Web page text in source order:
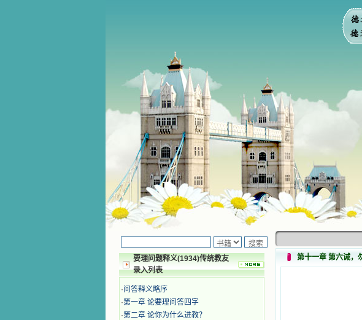
要理问题释义(1934)传统教友
录入列表
·问答释义略序
·第一章 论要理问答四字
·第二章 论你为什么进教？
第十一章 第六诫，